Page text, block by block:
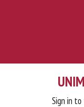
Sign in